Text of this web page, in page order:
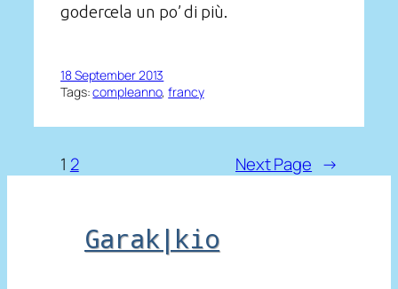
godercela un po’ di più.
18 September 2013
Tags:compleanno, francy
1 2 Next Page →
Garak|kio